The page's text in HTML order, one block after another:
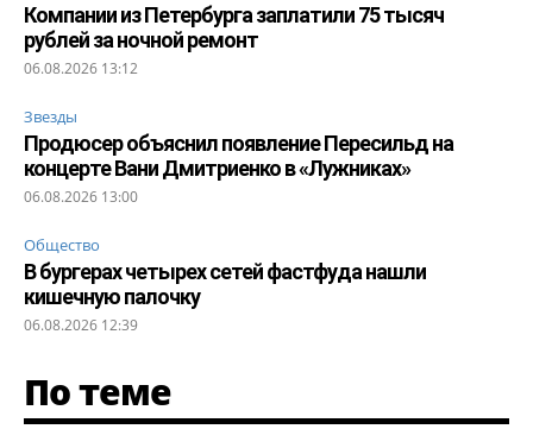
Компании из Петербурга заплатили 75 тысяч
рублей за ночной ремонт
06.08.2026 13:12
Звезды
Продюсер объяснил появление Пересильд на
концерте Вани Дмитриенко в «Лужниках»
06.08.2026 13:00
Общество
В бургерах четырех сетей фастфуда нашли
кишечную палочку
06.08.2026 12:39
По теме